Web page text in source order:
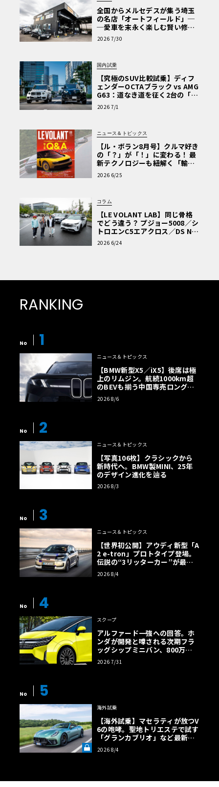
全国からメルセデスが集う埼玉
の名店「オートフィールド」─
─愛車を末永く楽しむ賢い修理
術と、プロがフックス製オイル
を選ぶ理由〈PR〉
2026 7/30
国内試乗
【究極のSUV比較試乗】ディフ
ェンダーOCTAブラック vs AMG
G63：道なき道を征く2台の「対
極的アプローチ」
2026 7/1
ニュース＆トピックス
【ル・ボラン8月号】クルマ好き
の「？」が「！」に変わる！ 最
新テクノロジーも紐解く「輸入
車Q&A」
2026 6/25
コラム
【LE VOLANT LAB】同じ骨格
でどう違う？ プジョー5008／シ
トロエンC5エアクロス／DS Nº4
読者一気乗りレポート
2026 6/24
RANKING
No 1
ニュース＆トピックス
【BMW新型X5／iX5】後席は極
上のリムジン。航続1000km超
のBEVも揃う中国専売ロング仕
様の全貌
2026 8/6
No 2
ニュース＆トピックス
【写真106枚】クラシックから
新時代へ。BMW製MINI、25年
のデザイン進化を辿る
2026 8/3
No 3
ニュース＆トピックス
【世界初公開】アウディ新型「A
2 e-tron」プロトタイプ登場。
伝説の“3リッターカー”が最高
効率エントリーBEVとして復活
【画像38枚】
2026 8/4
No 4
スクープ
アルファード一強への回答。ホ
ンダが開発と噂される次期フラ
ッグシップミニバン、800万円
超の勝算【予想CG】
2026 7/31
No 5
海外試乗
【海外試乗】マセラティが放つV
6の咆哮。聖地トリエステで試す
「グランカブリオ」など最新ト
ロフェオ3台の官能評価《LE VO
LANT LAB》
2026 8/4